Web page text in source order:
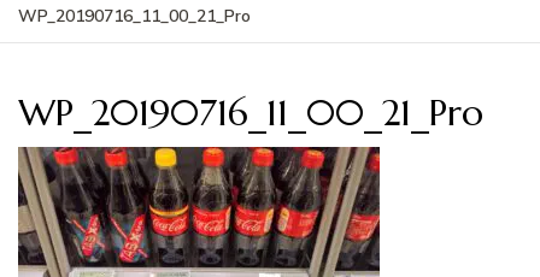
WP_20190716_11_00_21_Pro
WP_20190716_11_00_21_Pro